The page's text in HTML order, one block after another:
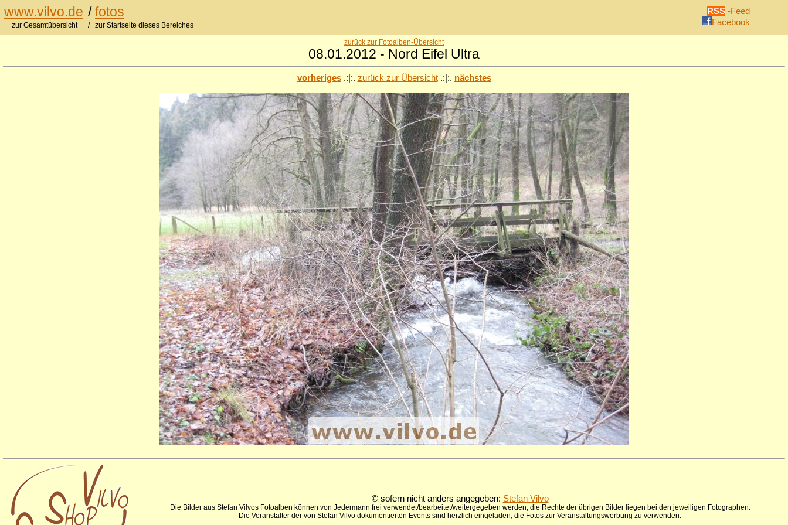
www.vilvo.de /fotos RSS -Feed
Facebook
zur Gesamtübersicht / zur Startseite dieses Bereiches
zurück zur Fotoalben-Übersicht
08.01.2012 - Nord Eifel Ultra
vorheriges.:|:. zurück zur Übersicht.:|:. nächstes
© sofern nicht anders angegeben: Stefan Vilvo
Die Bilder aus Stefan Vilvos Fotoalben können von Jedermann frei verwendet/bearbeitet/weitergegeben werden, die Rechte der übrigen Bilder liegen bei den jeweiligen Fotographen.
Die Veranstalter der von Stefan Vilvo dokumentierten Events sind herzlich eingeladen, die Fotos zur Veranstaltungswerbung zu verwenden.